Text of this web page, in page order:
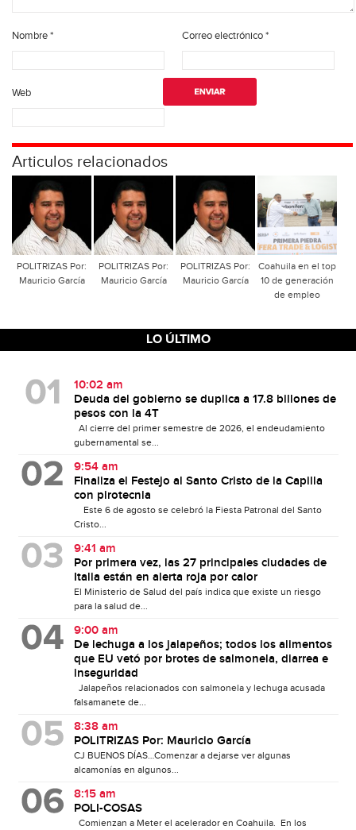
Nombre* Correo electrónico*
Web
Articulos relacionados
POLITRIZAS Por:
Mauricio García
POLITRIZAS Por:
Mauricio García
POLITRIZAS Por:
Mauricio García
Coahuila en el top
10 de generación
de empleo
LO ÚLTIMO
10:02 am
Deuda del gobierno se duplica a 17.8 billones de
pesos con la 4T
Al cierre del primer semestre de 2026, el endeudamiento
gubernamental se...
9:54 am
Finaliza el Festejo al Santo Cristo de la Capilla
con pirotecnia
Este 6 de agosto se celebró la Fiesta Patronal del Santo
Cristo...
9:41 am
Por primera vez, las 27 principales ciudades de
Italia están en alerta roja por calor
El Ministerio de Salud del país indica que existe un riesgo
para la salud de...
9:00 am
De lechuga a los jalapeños; todos los alimentos
que EU vetó por brotes de salmonela, diarrea e
inseguridad
Jalapeños relacionados con salmonela y lechuga acusada
falsamanete de...
8:38 am
POLITRIZAS Por: Mauricio García
CJ BUENOS DÍAS…Comenzar a dejarse ver algunas
alcamonías en algunos...
8:15 am
POLI-COSAS
Comienzan a Meter el acelerador en Coahuila. En los